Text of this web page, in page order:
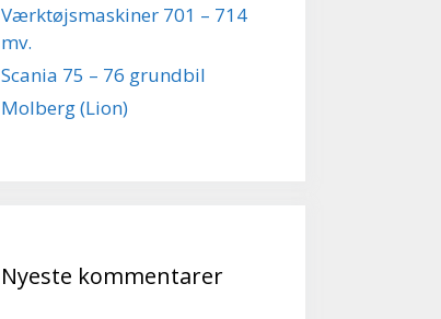
Værktøjsmaskiner 701 – 714
mv.
Scania 75 – 76 grundbil
Molberg (Lion)
Nyeste kommentarer